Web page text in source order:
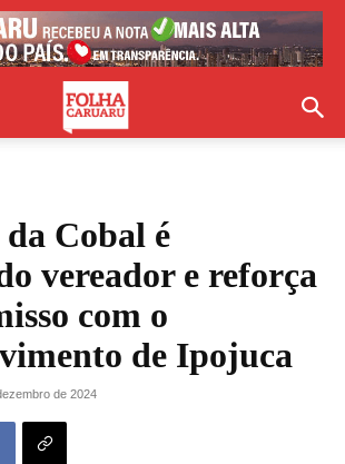
Cobal é
vereador e reforça
com o
de Ipojuca
de 2024